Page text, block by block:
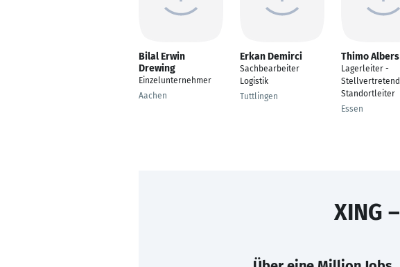
Bilal Erwin
Drewing
Einzelunternehmer
Aachen
Erkan Demirci
Sachbearbeiter
Logistik
Tuttlingen
Thimo Albers
Lagerleiter -
Standortleiter
Essen
XING